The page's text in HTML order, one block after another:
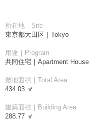
所在地｜Site
東京都大田区｜Tokyo
用途｜Program
共同住宅｜Apartment House
敷地面積｜Total Area
434.03 ㎡
建築面積｜Building Area
288.77 ㎡